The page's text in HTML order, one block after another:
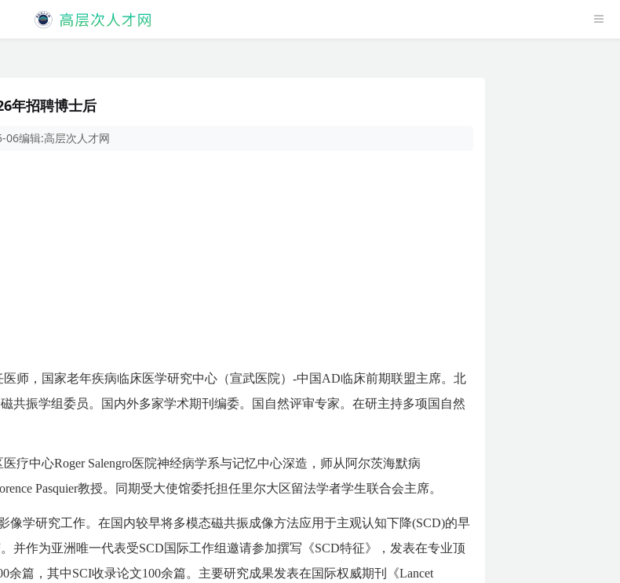
年招聘博士后
06编辑:高层次人才网
师，国家老年疾病临床医学研究中心（宣武医院）-中国AD临床前期联盟主席。北
共振学组委员。国内外多家学术期刊编委。国自然评审专家。在研主持多项国自然
疗中心Roger Salengro医院神经病学系与记忆中心深造，师从阿尔茨海默病
Pasquier教授。同期受大使馆委托担任里尔大区留法学者学生联合会主席。
像学研究工作。在国内较早将多模态磁共振成像方法应用于主观认知下降(SCD)的早
并作为亚洲唯一代表受SCD国际工作组邀请参加撰写《SCD特征》，发表在专业顶
余篇，其中SCI收录论文100余篇。主要研究成果发表在国际权威期刊《Lancet